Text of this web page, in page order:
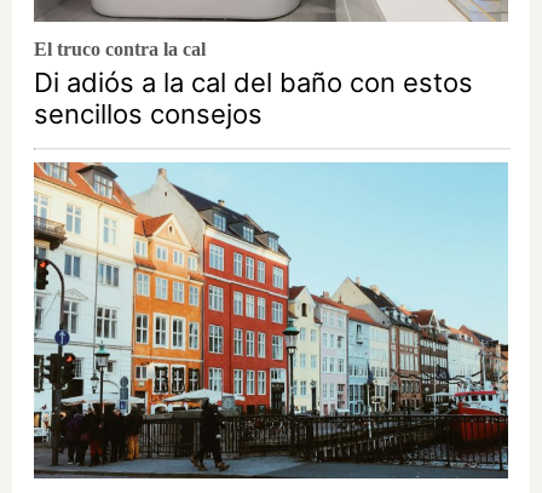
El truco contra la cal
Di adiós a la cal del baño con estos
sencillos consejos